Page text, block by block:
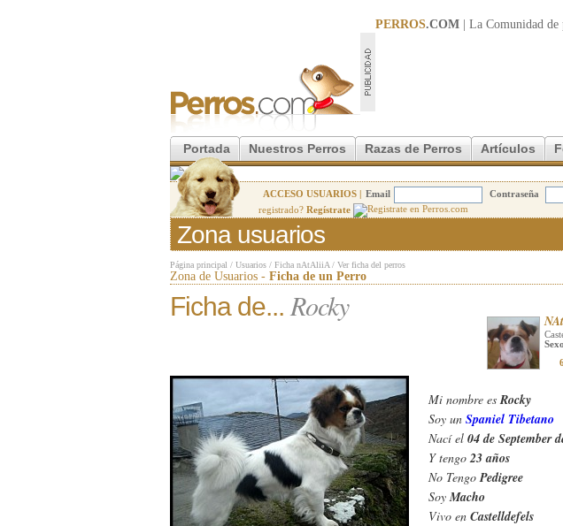
PERROS.COM | La Comunidad de
Portada Nuestros Perros Razas de Perros Artículos
ACCESO USUARIOS | Email Contraseña
registrado? Regístrate
Zona usuarios
Página principal / Usuarios / Ficha nAtAliiA / Ver ficha del perros
Zona de Usuarios - Ficha de un Perro
Ficha de... Rocky
Mi nombre esRocky
Soy un Spaniel Tibetano
Nací el 04 de September
Y tengo23 años
No TengoPedigree
SoyMacho
Vivo en Castelldefels